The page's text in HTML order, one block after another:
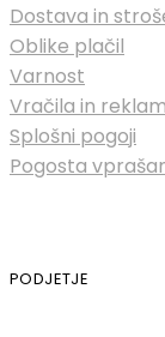
Dostava in
Oblike plačil
Varnost
Vračila in
Splošni pogoji
Pogosta
PODJETJE